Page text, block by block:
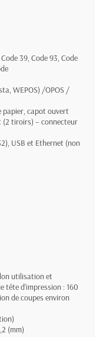
39, Code 93, Code
WEPOS) /OPOS /
papier, capot ouvert
(2 tiroirs) – connecteur
USB et Ethernet (non
utilisation et
tête d’impression : 160
de coupes environ
(mm)